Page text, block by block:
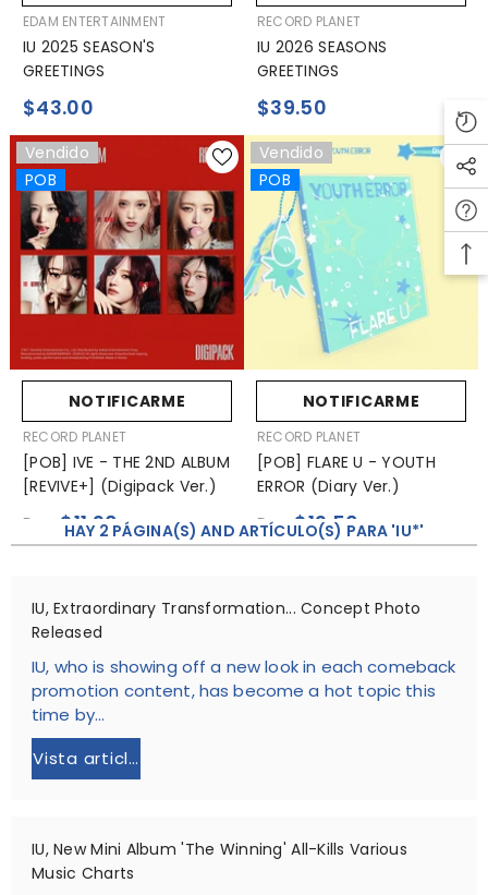
VENDEDOR:
EDAM ENTERTAINMENT
IU 2025 SEASON'S
GREETINGS
$43.00
VENDEDOR:
RECORD PLANET
IU 2026 SEASONS
GREETINGS
$39.50
Vendido
POB
NOTIFICARME
VENDEDOR:
RECORD PLANET
[POB] IVE - THE 2ND ALBUM
[REVIVE+] (Digipack Ver.)
De $11.20
Vendido
POB
NOTIFICARME
VENDEDOR:
RECORD PLANET
[POB] FLARE U - YOUTH
ERROR (Diary Ver.)
De $12.50
HAY 2 PÁGINA(S) AND ARTÍCULO(S) PARA 'IU*'
IU, Extraordinary Transformation... Concept Photo
Released
IU, who is showing off a new look in each comeback
promotion content, has become a hot topic this
time by...
Vista article
IU, New Mini Album 'The Winning' All-Kills Various
Music Charts